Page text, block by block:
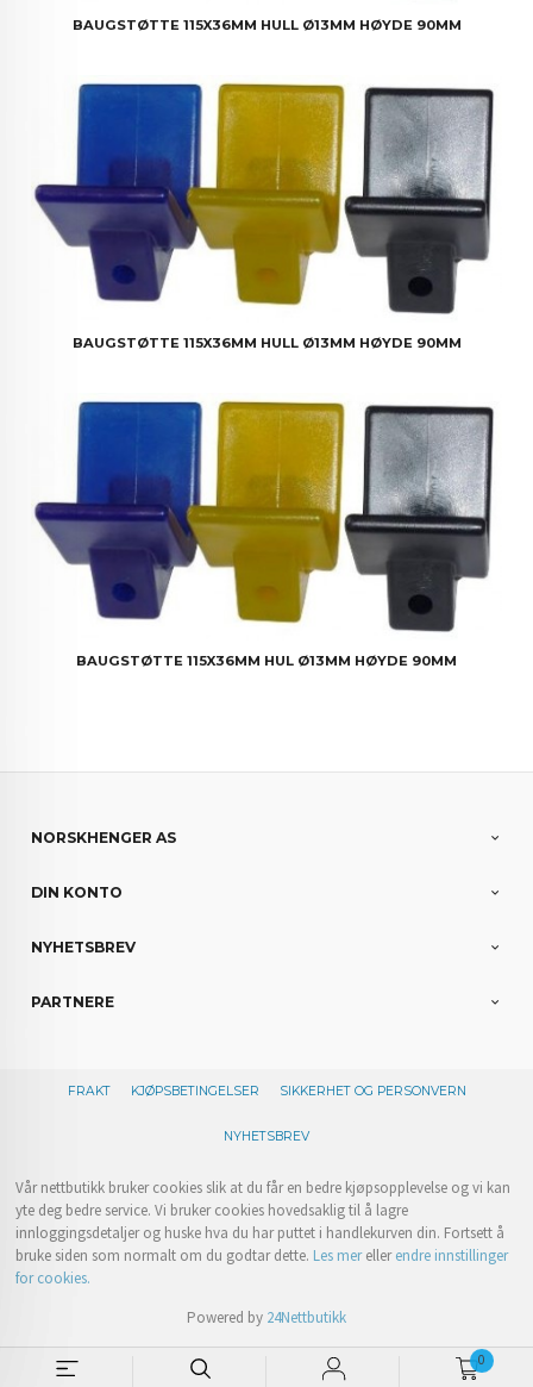
0
BAUGSTØTTE 115X36MM HULL Ø13MM HØYDE 90MM
BAUGSTØTTE 115X36MM HULL Ø13MM HØYDE 90MM
BAUGSTØTTE 115X36MM HUL Ø13MM HØYDE 90MM
NORSKHENGER AS
DIN KONTO
NYHETSBREV
PARTNERE
FRAKT KJØPSBETINGELSER SIKKERHET OG PERSONVERN
NYHETSBREV
Vår nettbutikk bruker cookies slik at du får en bedre kjøpsopplevelse og vi kan
yte deg bedre service. Vi bruker cookies hovedsaklig til å lagre
innloggingsdetaljer og huske hva du har puttet i handlekurven din. Fortsett å
bruke siden som normalt om du godtar dette. Les merellerendre innstillinger
for cookies.
Powered by 24Nettbutikk